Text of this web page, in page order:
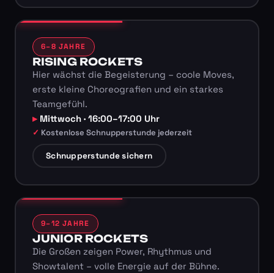
6–8 JAHRE
RISING ROCKETS
Hier wächst die Begeisterung – coole Moves,
erste kleine Choreografien und ein starkes
Teamgefühl.
Mittwoch · 16:00–17:00 Uhr
Kostenlose Schnupperstunde jederzeit
Schnupperstunde sichern
9–12 JAHRE
JUNIOR ROCKETS
Die Großen zeigen Power, Rhythmus und
Showtalent – volle Energie auf der Bühne.